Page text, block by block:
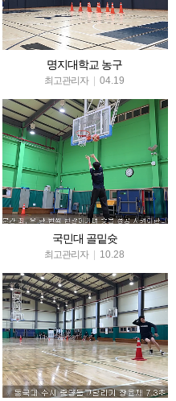
명지대학교 농구
최고관리자 04.19
국민대 골밑슛
최고관리자 | 10.28